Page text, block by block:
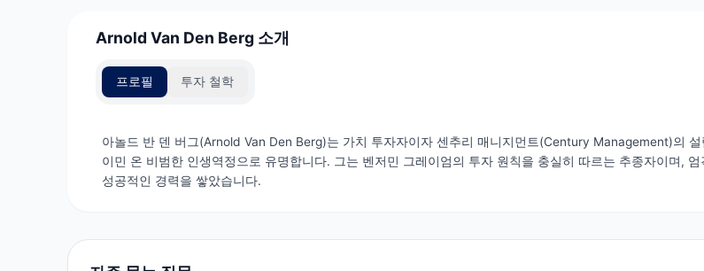
Arnold Van Den Berg 소개
프로필 투자 철학
아놀드 반 덴 버그(Arnold Van Den Berg)는 가치 투자자이자 센추리 매니지먼트(Century Management)의
이민 온 비범한 인생역정으로 유명합니다. 그는 벤저민 그레이엄의 투자 원칙을 충실히 따르는 추종자이며,
성공적인 경력을 쌓았습니다.